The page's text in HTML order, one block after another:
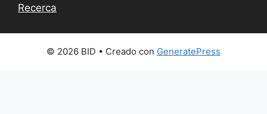
Recerca
© 2026 BID • Creado con GeneratePress